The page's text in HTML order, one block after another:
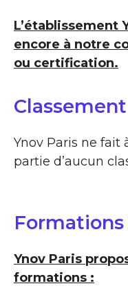
L’établissement
encore à notre
ou certification.
Ynov Paris ne fait
partie d’aucun
Ynov Paris
formations :